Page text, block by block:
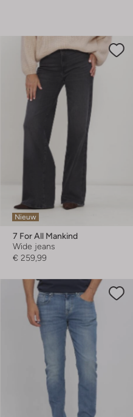
Nieuw
7 For All Mankind
Wide jeans
€ 259,99